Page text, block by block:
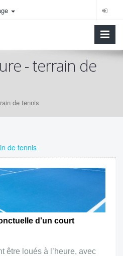
- terrain de
de tennis
de tennis
d'un court
être loués à l’heure, avec